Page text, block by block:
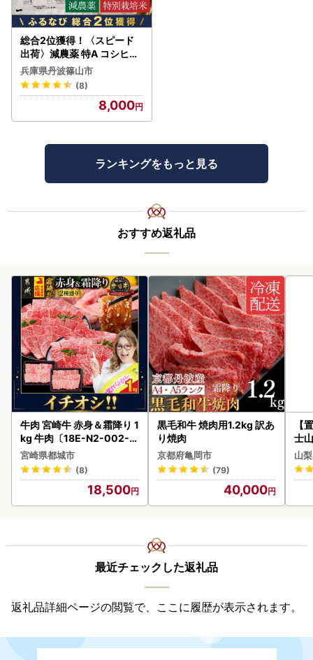
総合2位獲得！〈スピード
出荷〉減農薬 特A コシヒカ
リ 5kg 丹波篠山産 特別栽培
米 こしひかり
兵庫県丹波篠山市
(8)
8,000
ランキングをもっと見る
おすすめ返礼品
牛肉 宮崎牛 赤身＆霜降り 1
kg 牛肉〔18E-N2-002-1
kg-S4A6-CF〕
宮崎県都城市
(8)
18,500
黒毛和牛 焼肉用1.2kg 訳あ
り焼肉
京都府亀岡市
(79)
40,000
【
士
180
山
最近チェックした返礼品
返礼品詳細ページの閲覧で、ここに履歴が表示されます。